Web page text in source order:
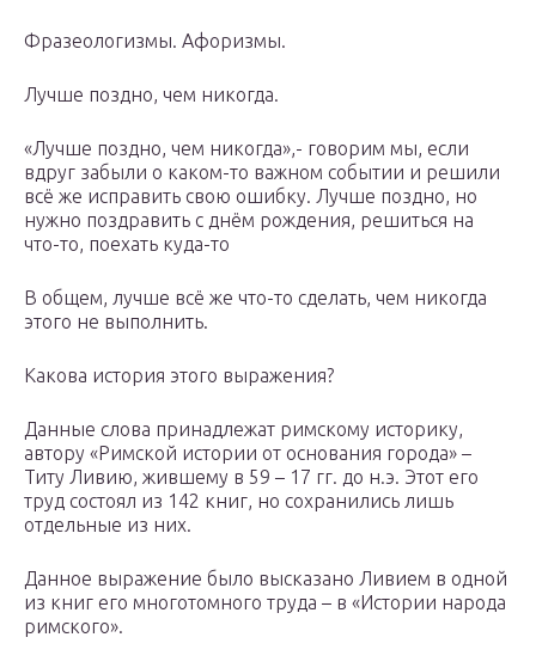
Фразеологизмы. Афоризмы.
Лучше поздно, чем никогда.
«Лучше поздно, чем никогда»,- говорим мы, если
вдруг забыли о каком-то важном событии и решили
всё же исправить свою ошибку. Лучше поздно, но
нужно поздравить с днём рождения, решиться на
что-то, поехать куда-то
В общем, лучше всё же что-то сделать, чем никогда
этого не выполнить.
Какова история этого выражения?
Данные слова принадлежат римскому историку,
автору «Римской истории от основания города» –
Титу Ливию, жившему в 59 – 17 гг. до н.э. Этот его
труд состоял из 142 книг, но сохранились лишь
отдельные из них.
Данное выражение было высказано Ливием в одной
из книг его многотомного труда – в «Истории народа
римского».